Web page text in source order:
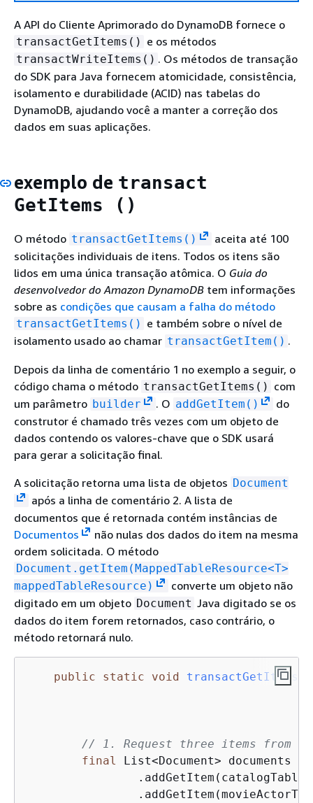
A API do Cliente Aprimorado do DynamoDB fornece o
transactGetItems() e os métodos
transactWriteItems() . Os métodos de transação
do SDK para Java fornecem atomicidade, consistência,
isolamento e durabilidade (ACID) nas tabelas do
DynamoDB, ajudando você a manter a correção dos
dados em suas aplicações.
exemplo de transact
GetItems ()
O método transactGetItems()
aceita até 100
solicitações individuais de itens. Todos os itens são
lidos em uma única transação atômica. O Guia do
desenvolvedor do Amazon DynamoDB tem informações
sobre as condições que causam a falha do método
transactGetItems() e também sobre o nível de
isolamento usado ao chamar transactGetItem() .
Depois da linha de comentário 1 no exemplo a seguir, o
código chama o método transactGetItems() com
um parâmetro builder . O addGetItem()
do
construtor é chamado três vezes com um objeto de
dados contendo os valores-chave que o SDK usará
para gerar a solicitação final.
A solicitação retorna uma lista de objetos Document
após a linha de comentário 2. A lista de
documentos que é retornada contém instâncias de
Documentos
não nulas dos dados do item na mesma
ordem solicitada. O método
Document.getItem(MappedTableResource<T>
mappedTableResource)
converte um objeto não
digitado em um objeto Document Java digitado se os
dados do item forem retornados, caso contrário, o
método retornará nulo.
public static void
// 1. Request three items from
final
List<Document> documents